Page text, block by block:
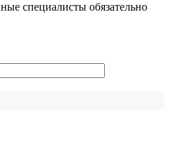
специалисты обязательно